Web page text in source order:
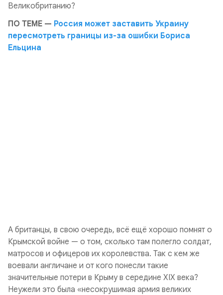
Великобританию?
ПО ТЕМЕ — Россия может заставить Украину
пересмотреть границы из-за ошибки Бориса
Ельцина
А британцы, в свою очередь, всё ещё хорошо помнят о
Крымской войне — о том, сколько там полегло солдат,
матросов и офицеров их королевства. Так с кем же
воевали англичане и от кого понесли такие
значительные потери в Крыму в середине XIX века?
Неужели это была «несокрушимая армия великих